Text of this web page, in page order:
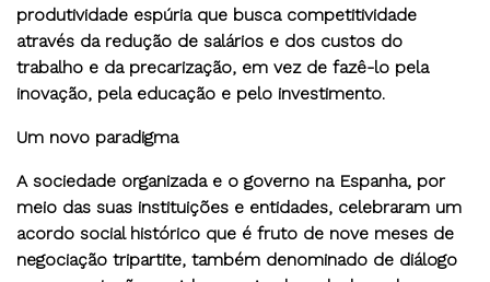
produtividade espúria que busca competitividade
através da redução de salários e dos custos do
trabalho e da precarização, em vez de fazê-lo pela
inovação, pela educação e pelo investimento.
Um novo paradigma
A sociedade organizada e o governo na Espanha, por
meio das suas instituições e entidades, celebraram um
acordo social histórico que é fruto de nove meses de
negociação tripartite, também denominado de diálogo